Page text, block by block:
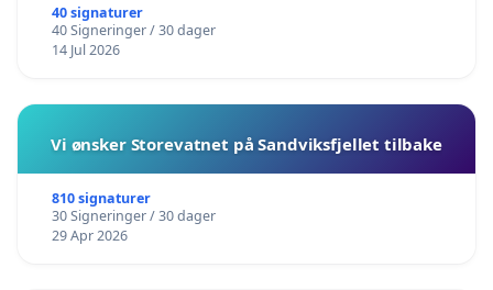
40 signaturer
40 Signeringer / 30 dager
14 Jul 2026
Vi ønsker Storevatnet på Sandviksfjellet tilbake
810 signaturer
30 Signeringer / 30 dager
29 Apr 2026